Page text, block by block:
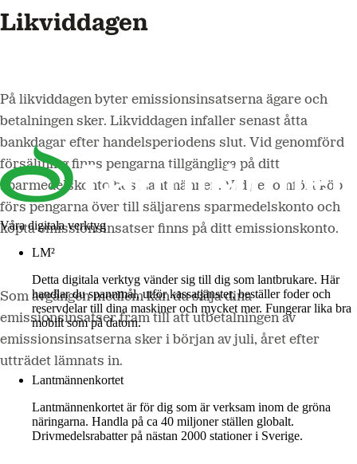
Våra digitala verktyg
LM²
Detta digitala verktyg vänder sig till dig som lantbrukare. Här
handlar du spannmål, utför kassatjänster, beställer foder och
reservdelar till dina maskiner och mycket mer. Fungerar lika bra
mobilt som på datorn.
Lantmännenkortet
Lantmännenkortet är för dig som är verksam inom de gröna
näringarna. Handla på ca 40 miljoner ställen globalt.
Drivmedelsrabatter på nästan 2000 stationer i Sverige.
Likviddagen
På likviddagen byter emissionsinsatserna ägare och
betalningen sker. Likviddagen infaller senast åtta
bankdagar efter handelsperiodens slut. Vid genomförd
försäljning finns pengarna tillgängliga på ditt
sparmedelskonto hos Lantmännen. Vid genomfört köp
förs pengarna över till säljarens sparmedelskonto och
köpta emissionsinsatser finns på ditt emissionskonto.
Som avgången medlem kan du sälja dina
emissionsinsatser fram till att utbetalningen av
emissionsinsatserna sker i början av juli, året efter
utträdet lämnats in.